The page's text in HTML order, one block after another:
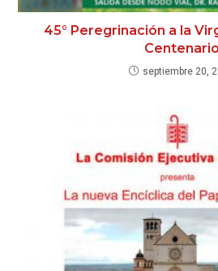
45° Peregrinación a la
Centenario
septiembre 20,